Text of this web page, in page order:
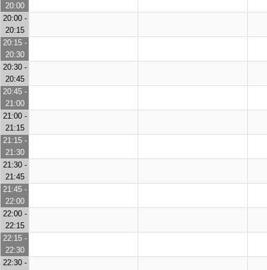
20:00
20:00 -
20:15
20:15 -
20:30
20:30 -
20:45
20:45 -
21:00
21:00 -
21:15
21:15 -
21:30
21:30 -
21:45
21:45 -
22:00
22:00 -
22:15
22:15 -
22:30
22:30 -